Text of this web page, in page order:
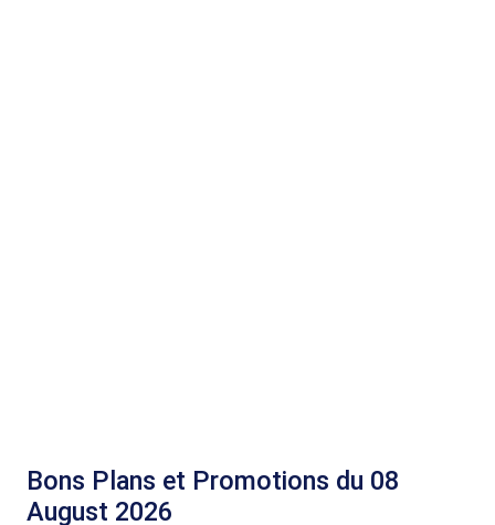
Bons Plans et Promotions du 08
August 2026